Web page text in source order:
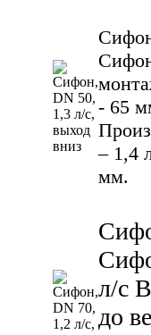
- 65
– 1,4
мм.
л/с
до